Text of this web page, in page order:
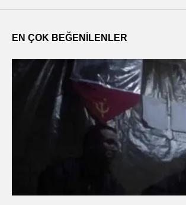
EN ÇOK BEĞENILENLER